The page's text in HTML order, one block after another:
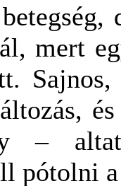
mert
–
pótolni